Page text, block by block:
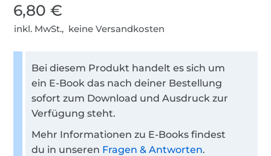
6,80 €
inkl. MwSt., keine Versandkosten
Bei diesem Produkt handelt es sich um
ein E-Book das nach deiner Bestellung
sofort zum Download und Ausdruck zur
Verfügung steht.
Mehr Informationen zu E-Books findest
du in unseren Fragen & Antworten.